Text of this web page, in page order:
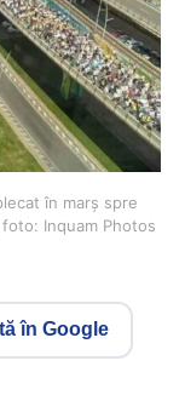
în marș spre
Inquam Photos
în Google